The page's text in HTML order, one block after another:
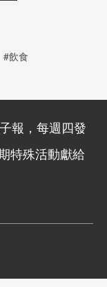
#飲食
報，每週四發
特殊活動獻給